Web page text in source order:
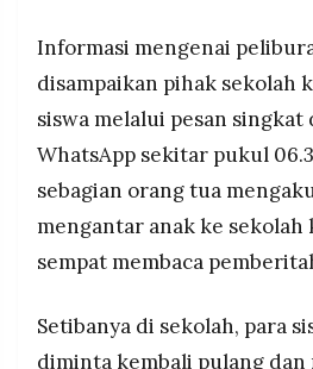
PRAMUDITA
Informasi mengenai
disampaikan pihak sekolah
siswa melalui pesan singkat
WhatsApp sekitar pukul
sebagian orang tua
mengantar anak ke sekolah
sempat membaca
Setibanya di sekolah, para
diminta kembali pulang